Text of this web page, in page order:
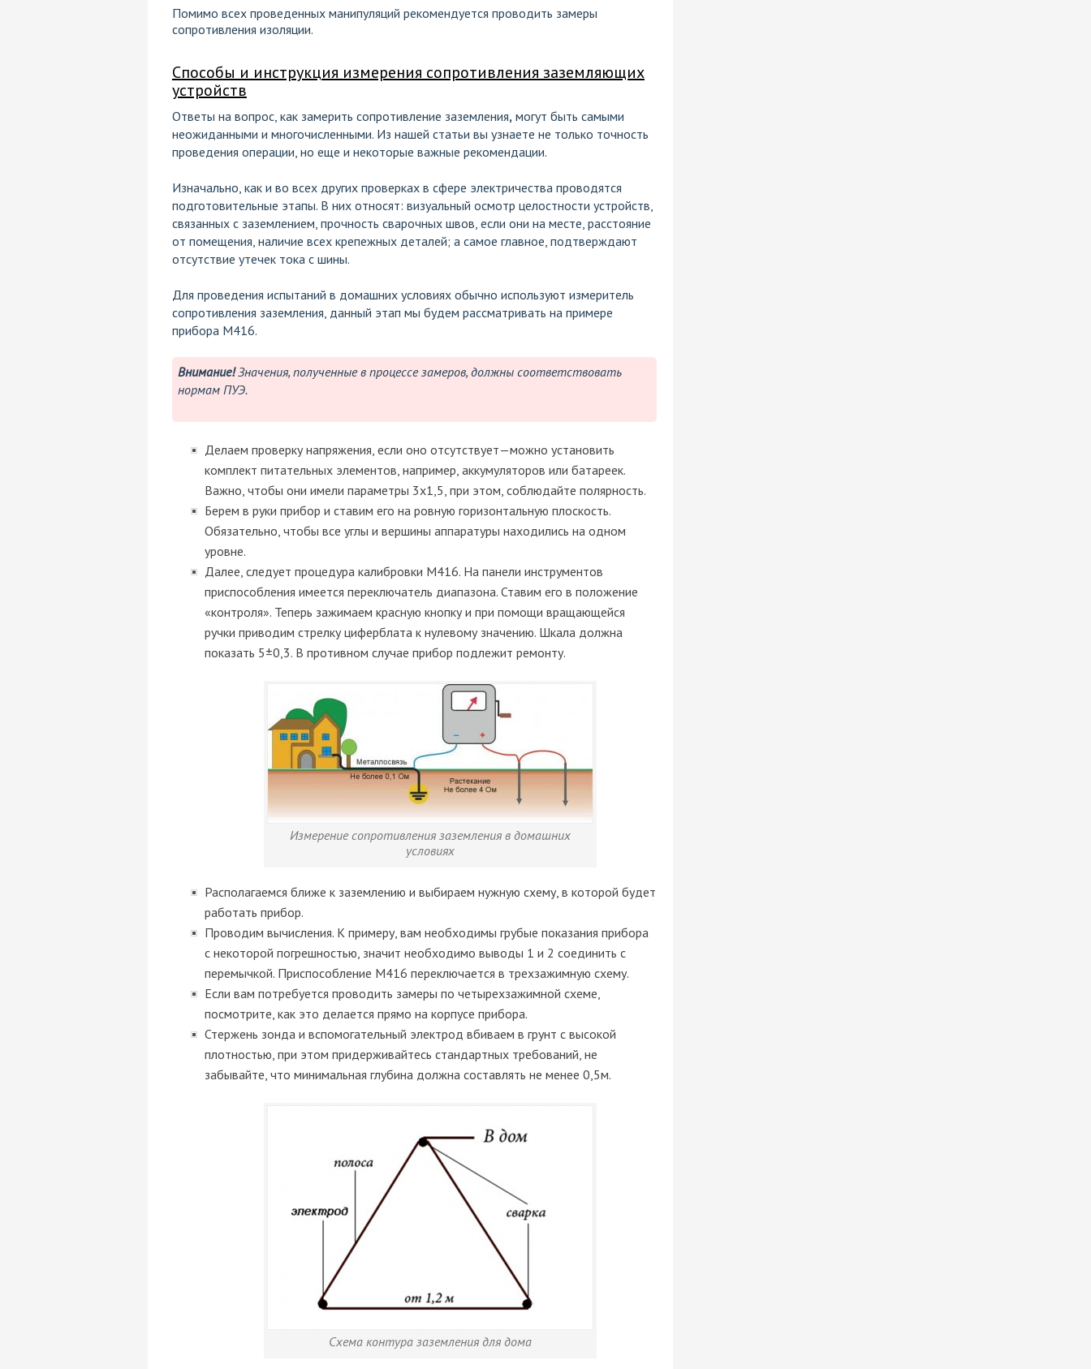
Помимо всех проведенных манипуляций рекомендуется проводить замеры
сопротивления изоляции.
Способы и инструкция измерения сопротивления заземляющих
устройств
Ответы на вопрос, как замерить сопротивление заземления, могут быть самыми
неожиданными и многочисленными. Из нашей статьи вы узнаете не только точность
проведения операции, но еще и некоторые важные рекомендации.
Изначально, как и во всех других проверках в сфере электричества проводятся
подготовительные этапы. В них относят: визуальный осмотр целостности устройств,
связанных с заземлением, прочность сварочных швов, если они на месте, расстояние
от помещения, наличие всех крепежных деталей; а самое главное, подтверждают
отсутствие утечек тока с шины.
Для проведения испытаний в домашних условиях обычно используют измеритель
сопротивления заземления, данный этап мы будем рассматривать на примере
прибора М416.
Внимание!Значения, полученные в процессе замеров, должны соответствовать
нормам ПУЭ.
Делаем проверку напряжения, если оно отсутствует—можно установить
комплект питательных элементов, например, аккумуляторов или батареек.
Важно, чтобы они имели параметры 3х1,5, при этом, соблюдайте полярность.
Берем в руки прибор и ставим его на ровную горизонтальную плоскость.
Обязательно, чтобы все углы и вершины аппаратуры находились на одном
уровне.
Далее, следует процедура калибровки М416. На панели инструментов
приспособления имеется переключатель диапазона. Ставим его в положение
«контроля». Теперь зажимаем красную кнопку и при помощи вращающейся
ручки приводим стрелку циферблата к нулевому значению. Шкала должна
показать 5±0,3. В противном случае прибор подлежит ремонту.
Измерение сопротивления заземления в домашних
условиях
Располагаемся ближе к заземлению и выбираем нужную схему, в которой будет
работать прибор.
Проводим вычисления. К примеру, вам необходимы грубые показания прибора
с некоторой погрешностью, значит необходимо выводы 1 и 2 соединить с
перемычкой. Приспособление М416 переключается в трехзажимную схему.
Если вам потребуется проводить замеры по четырехзажимной схеме,
посмотрите, как это делается прямо на корпусе прибора.
Стержень зонда и вспомогательный электрод вбиваем в грунт с высокой
плотностью, при этом придерживайтесь стандартных требований, не
забывайте, что минимальная глубина должна составлять не менее 0,5м.
Схема контура заземления для дома